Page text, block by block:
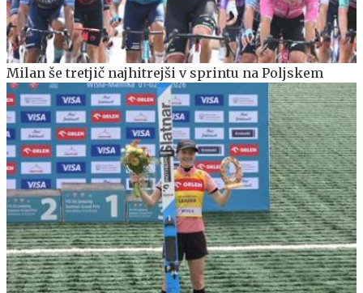
Milan še tretjič najhitrejši v sprintu na Poljskem